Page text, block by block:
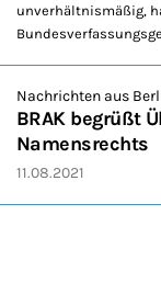
unverhältnismäßig,
Nachrichten aus
BRAK begrüßt
Namensrechts
11.08.2021